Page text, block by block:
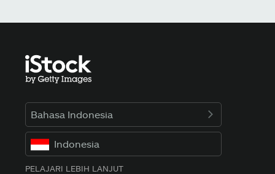
Bahasa Indonesia
Indonesia
PELAJARI LEBIH LANJUT